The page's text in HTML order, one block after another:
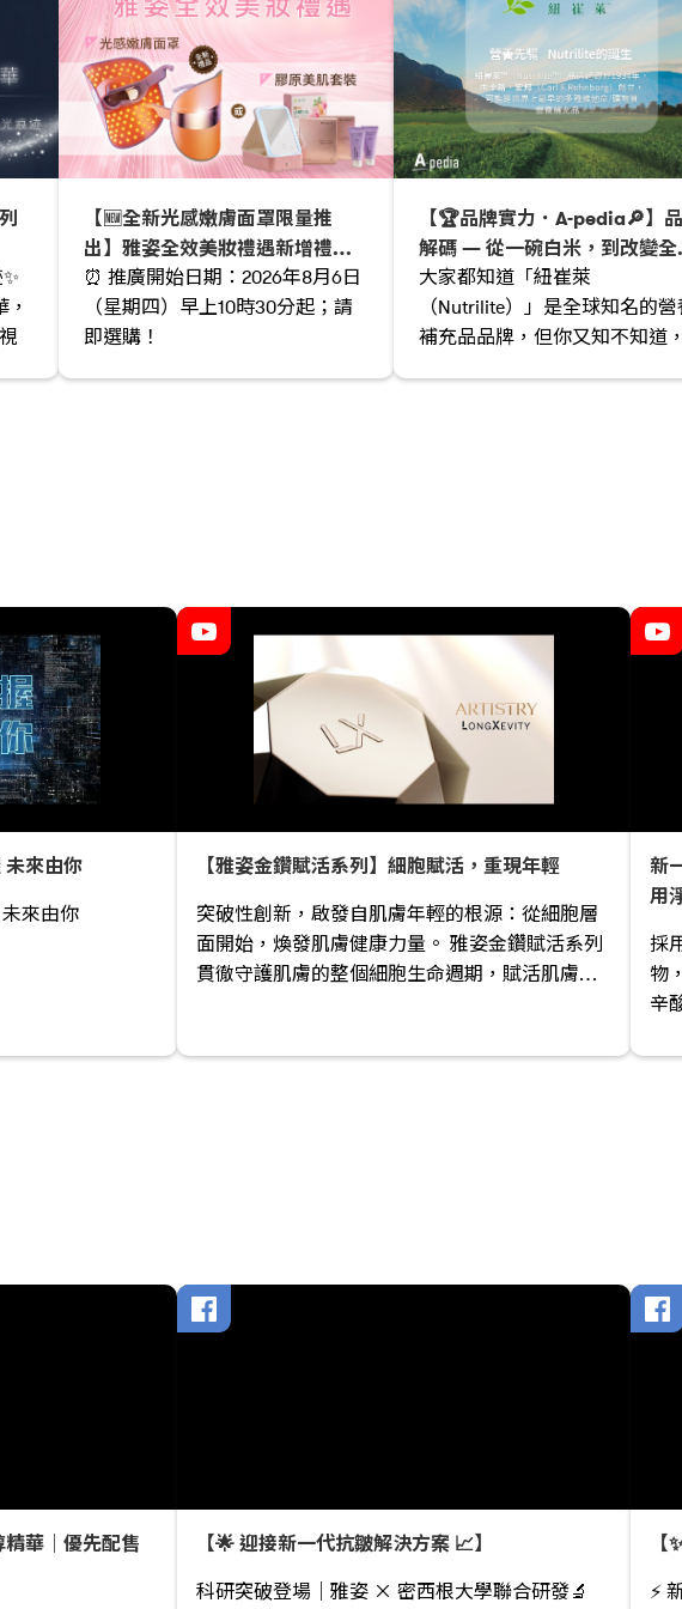
【🆕全新光感嫩膚面罩限量推
出】雅姿全效美妝禮遇新增禮品
選項🎁
⏰ 推廣開始日期：2026年8月6日
（星期四）早上10時30分起；請
即選購！
【🏆品牌實力．A-pedia🔎】
解碼 — 從一碗白米，到改變全
的營養先驅🌾✨
大家都知道「紐崔萊
（Nutrilite）」是全球知名的營
補充品品牌，但你又知不知道，
來由你
來由你
【雅姿金鑽賦活系列】細胞賦活，重現年輕
突破性創新，啟發自肌膚年輕的根源：從細胞層
面開始，煥發肌膚健康力量。 雅姿金鑽賦活系列
貫徹守護肌膚的整個細胞生命週期，賦活肌膚內
褪細紋，打造細膩透亮膚質。 金鑽眼霜 360°眼周
新
用
採
物
辛
精華｜優先配售
【🌟 迎接新一代抗皺解決方案 📈】
科研突破登場｜雅姿 × 密西根大學聯合研發🔬 ⚡